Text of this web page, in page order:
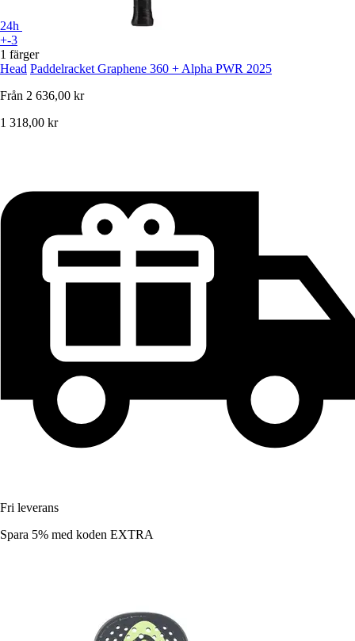
24h
+-3
1 färger
Head Paddelracket Graphene 360 + Alpha PWR 2025
Från 2 636,00 kr
1 318,00 kr
Fri leverans
Spara 5% med koden EXTRA